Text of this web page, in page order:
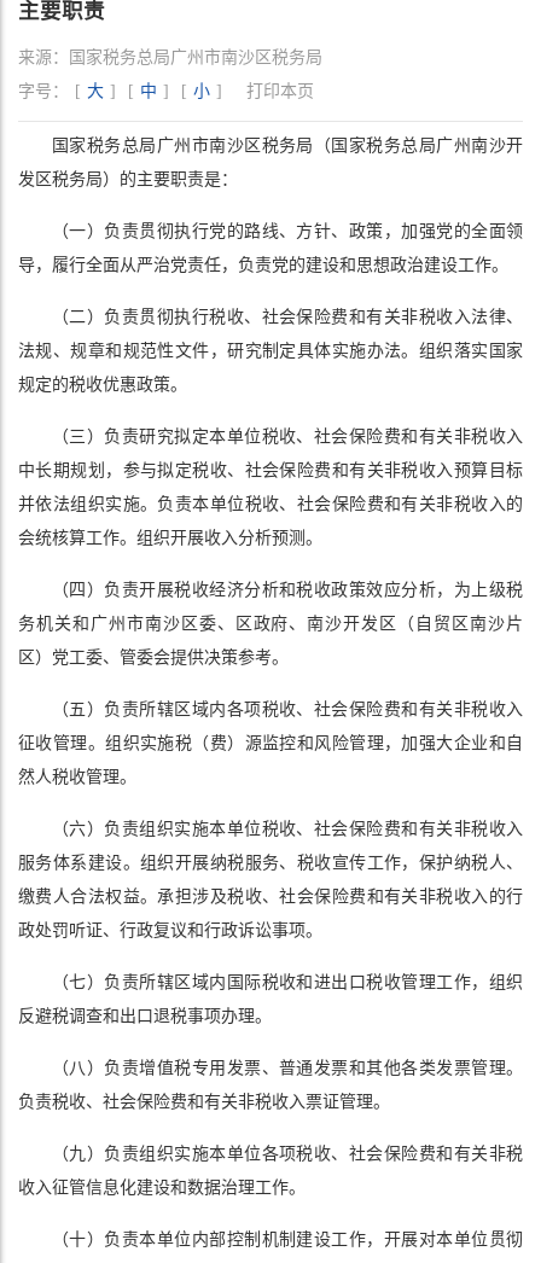
主要职责
来源：
国家税务总局广州市南沙区税务局
字号：
[ 大 ] [ 中 ] [ 小 ] 打印本页
国家税务总局广州市南沙区税务局（国家税务总局广州南沙开
发区税务局）的主要职责是：
（一）负责贯彻执行党的路线、方针、政策，加强党的全面领
导，履行全面从严治党责任，负责党的建设和思想政治建设工作。
（二）负责贯彻执行税收、社会保险费和有关非税收入法律、
法规、规章和规范性文件，研究制定具体实施办法。组织落实国家
规定的税收优惠政策。
（三）负责研究拟定本单位税收、社会保险费和有关非税收入
中长期规划，参与拟定税收、社会保险费和有关非税收入预算目标
并依法组织实施。负责本单位税收、社会保险费和有关非税收入的
会统核算工作。组织开展收入分析预测。
（四）负责开展税收经济分析和税收政策效应分析，为上级税
务机关和广州市南沙区委、区政府、南沙开发区（自贸区南沙片
区）党工委、管委会提供决策参考。
（五）负责所辖区域内各项税收、社会保险费和有关非税收入
征收管理。组织实施税（费）源监控和风险管理，加强大企业和自
然人税收管理。
（六）负责组织实施本单位税收、社会保险费和有关非税收入
服务体系建设。组织开展纳税服务、税收宣传工作，保护纳税人、
缴费人合法权益。承担涉及税收、社会保险费和有关非税收入的行
政处罚听证、行政复议和行政诉讼事项。
（七）负责所辖区域内国际税收和进出口税收管理工作，组织
反避税调查和出口退税事项办理。
（八）负责增值税专用发票、普通发票和其他各类发票管理。
负责税收、社会保险费和有关非税收入票证管理。
（九）负责组织实施本单位各项税收、社会保险费和有关非税
收入征管信息化建设和数据治理工作。
（十）负责本单位内部控制机制建设工作，开展对本单位贯彻